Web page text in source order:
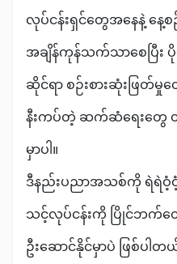
လုပ်ငန်းရှင်တွေအနေနဲ့ နေ့
အချိန်ကုန်သက်သာစေပြီး
ဆိုင်ရာ စဉ်းစားဆုံးဖြတ်
နီးကပ်တဲ့ ဆက်ဆံရေးတွေ
မှာပါ။
ဒီနည်းပညာအသစ်ကို ရဲရဲဝံ့
သင့်လုပ်ငန်းကို ပြိုင်ဘက်
ဦးဆောင်နိုင်မှာပဲ ဖြစ်ပါတ